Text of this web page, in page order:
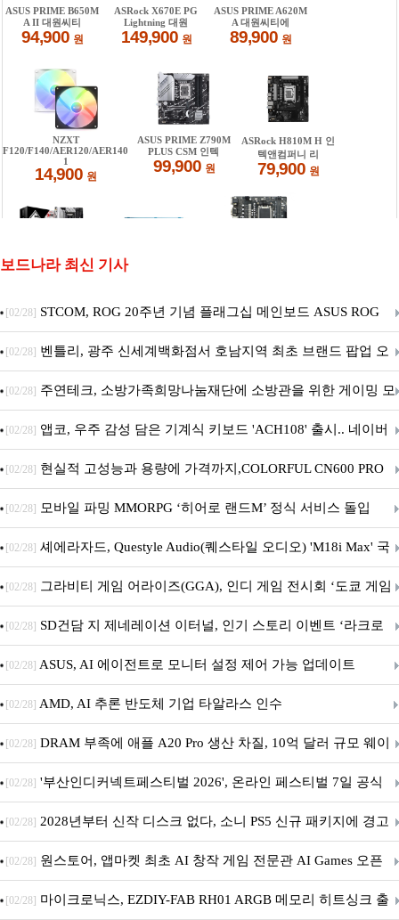
보드나라 최신 기사
[02/28] STCOM, ROG 20주년 기념 플래그십 메인보드 ASUS ROG
Crosshair X870E EDITION 20 국내 출시 예정
[02/28] 벤틀리, 광주 신세계백화점서 호남지역 최초 브랜드 팝업 오
픈
[02/28] 주연테크, 소방가족희망나눔재단에 소방관을 위한 게이밍 모
니터·스마트 펫 침대 기부
[02/28] 앱코, 우주 감성 담은 기계식 키보드 'ACH108' 출시.. 네이버
브랜드데이 기획전 진행
[02/28] 현실적 고성능과 용량에 가격까지,COLORFUL CN600 PRO
M.2 NVMe 디앤디컴 1TB
[02/28] 모바일 파밍 MMORPG ‘히어로 랜드M’ 정식 서비스 돌입
[02/28] 셰에라자드, Questyle Audio(퀘스타일 오디오) 'M18i Max' 국
내 정식 출시
[02/28] 그라비티 게임 어라이즈(GGA), 인디 게임 전시회 ‘도쿄 게임
던전 13’ 참가!
[02/28] SD건담 지 제네레이션 이터널, 인기 스토리 이벤트 ‘라크로
아의 용사’ 재개최 및 풍성한 기념 이벤트 실시!
[02/28] ASUS, AI 에이전트로 모니터 설정 제어 가능 업데이트
[02/28] AMD, AI 추론 반도체 기업 타알라스 인수
[02/28] DRAM 부족에 애플 A20 Pro 생산 차질, 10억 달러 규모 웨이
퍼 대기
[02/28] '부산인디커넥트페스티벌 2026', 온라인 페스티벌 7일 공식
개막... 22일간 진행
[02/28] 2028년부터 신작 디스크 없다, 소니 PS5 신규 패키지에 경고
문 추가
[02/28] 원스토어, 앱마켓 최초 AI 창작 게임 전문관 AI Games 오픈
[02/28] 마이크로닉스, EZDIY-FAB RH01 ARGB 메모리 히트싱크 출